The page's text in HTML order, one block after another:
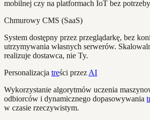
mobilnej czy na platformach IoT bez
Chmurowy CMS (SaaS)
System dostępny przez przeglądarkę, bez
utrzymywania własnych serwerów.
realizuje dostawca, nie Ty.
Personalizacja treści przez AI
Wykorzystanie algorytmów uczenia
odbiorców i dynamicznego dopasowywania
w czasie rzeczywistym.